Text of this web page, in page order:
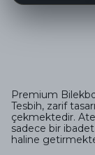
Premium
Tesbih, zarif
çekmektedir.
sadece bir ibadet
haline